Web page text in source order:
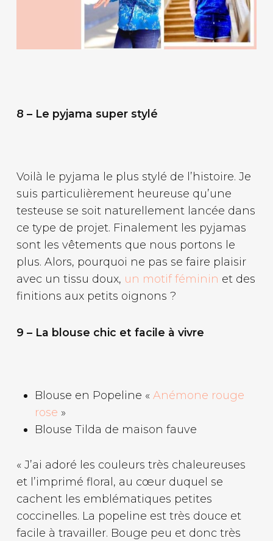
8 – Le pyjama super stylé
Voilà le pyjama le plus stylé de l’histoire. Je
suis particulièrement heureuse qu’une
testeuse se soit naturellement lancée dans
ce type de projet. Finalement les pyjamas
sont les vêtements que nous portons le
plus. Alors, pourquoi ne pas se faire plaisir
avec un tissu doux, un motif féminin et des
finitions aux petits oignons ?
9 – La blouse chic et facile à vivre
Blouse en Popeline « Anémone rouge
rose »
Blouse Tilda de maison fauve
« J’ai adoré les couleurs très chaleureuses
et l’imprimé floral, au cœur duquel se
cachent les emblématiques petites
coccinelles. La popeline est très douce et
facile à travailler. Bouge peu et donc très